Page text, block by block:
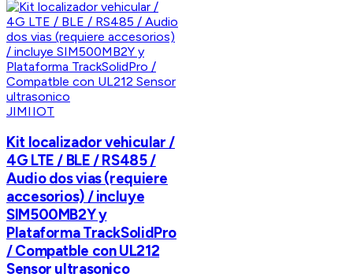
JIMIIOT
Kit localizador vehicular /
4G LTE / BLE / RS485 /
Audio dos vias (requiere
accesorios) / incluye
SIM500MB2Y y
Plataforma TrackSolidPro
/ Compatble con UL212
Sensor ultrasonico